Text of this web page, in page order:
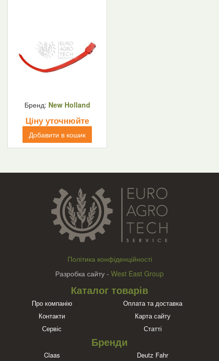
Бренд: New Holland
Ціну уточнюйте
Добавити в кошик
Політика конфіденційності
Разробка сайту - West East Group
Каталог товарів
Про компанію
Оплата та доставка
Контакти
Карта сайту
Сервіс
Статті
Бренди
Claas Deutz Fahr